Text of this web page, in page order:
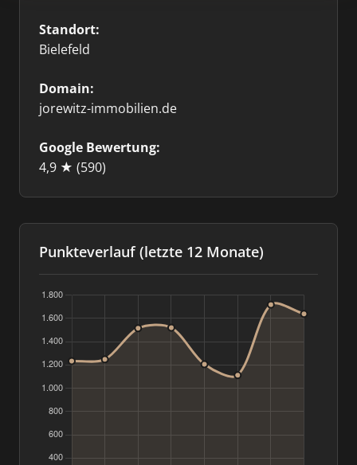
Standort:
Bielefeld
Domain:
jorewitz-immobilien.de
Google Bewertung:
4,9 ★ (590)
Punkteverlauf (letzte 12 Monate)